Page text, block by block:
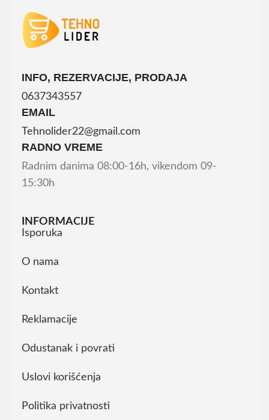
INFO, REZERVACIJE, PRODAJA
0637343557
EMAIL
Tehnolider22@gmail.com
RADNO VREME
Radnim danima 08:00-16h, vikendom 09-
15:30h
INFORMACIJE
Isporuka
O nama
Kontakt
Reklamacije
Odustanak i povrati
Uslovi korišćenja
Politika privatnosti